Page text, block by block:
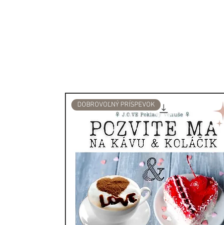
Najskôr zapáľte jeden
bylín a nechajte ju
dym. Zväzok položte do
zachytával popol.
História a magické využitie
Už stovky rokov je šalvia
rastlinu. Domorodí
suchých zviazaných listov
liečenia, aby očistili
alebo negatívnych energií.
vydymovanie.
DOBROVOĽNÝ PRÍSPEVOK